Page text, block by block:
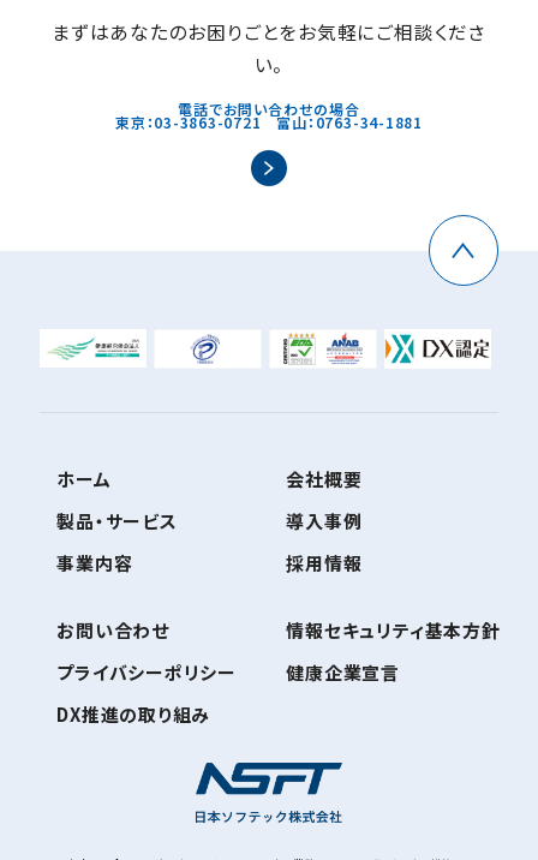
まずはあなたのお困りごとをお気軽にご相談くださ
い。
電話でお問い合わせの場合
東京：03-3863-0721 富山：0763-34-1881
ホーム
製品・サービス
事業内容
会社概要
導入事例
採用情報
お問い合わせ
プライバシーポリシー
DX推進の取り組み
情報セキュリティ基本方針
健康企業宣言